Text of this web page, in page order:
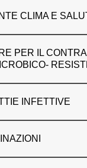
CLIMA E
PER IL
INFETTIVE